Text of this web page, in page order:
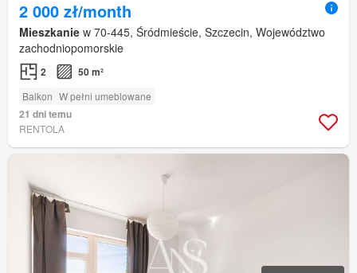
2 000 zł/month
Mieszkanie w 70-445, Śródmieście, Szczecin, Województwo
zachodniopomorskie
2 50 m²
Balkon W pełni umeblowane
21 dni temu
RENTOLA